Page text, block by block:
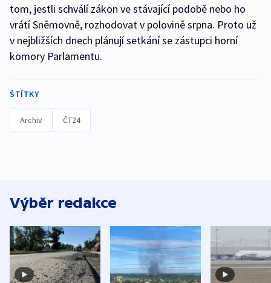
tom, jestli schválí zákon ve stávající podobě nebo ho
vrátí Sněmovně, rozhodovat v polovině srpna. Proto už
v nejbližších dnech plánují setkání se zástupci horní
komory Parlamentu.
ŠTÍTKY
Archiv ČT24
Výběr redakce